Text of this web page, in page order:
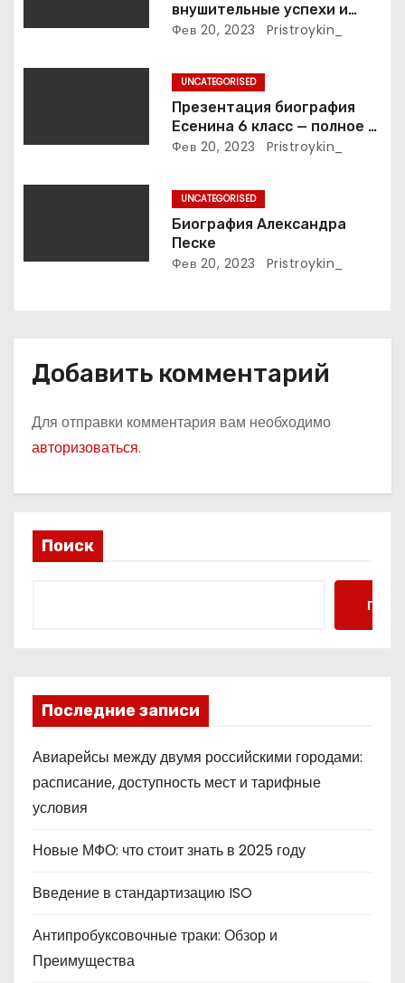
п
и
я
внушительные успехи и
интимные подробности
Фев 20, 2023 Pristroykin_
UNCATEGORISED
Презентация биография
Есенина 6 класс — полное и
подробное описание жизни
Фев 20, 2023 Pristroykin_
UNCATEGORISED
Биография Александра
Песке
Фев 20, 2023 Pristroykin_
Добавить комментарий
Для отправки комментария вам необходимо
авторизоваться.
Поиск
Поиск
Последние записи
Авиарейсы между двумя российскими городами:
расписание, доступность мест и тарифные
условия
Новые МФО: что стоит знать в 2025 году
Введение в стандартизацию ISO
Антипробуксовочные траки: Обзор и
Преимущества